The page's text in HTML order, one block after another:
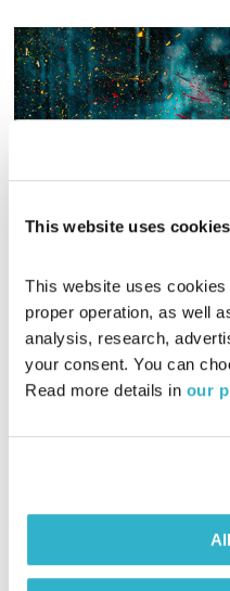
This website uses cookies
This website uses
proper operation, as well
analysis, research,
your consent. You can
Read more details in our
מעולה בעריכתה ובהגשתה